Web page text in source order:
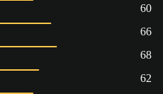
60
66
68
62